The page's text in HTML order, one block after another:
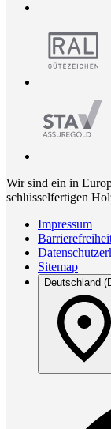
Wir sind ein in
schlüsselfertigen
Impressum
Sitemap
Deutschland